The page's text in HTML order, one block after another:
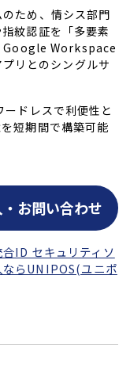
ため、情シス部門
紋認証を「多要素
Google Workspace
リとのシングルサ
ドレスで利便性と
短期間で構築可能
お問い合わせ
ID セキュリティソ
ならUNIPOS(ユニポ